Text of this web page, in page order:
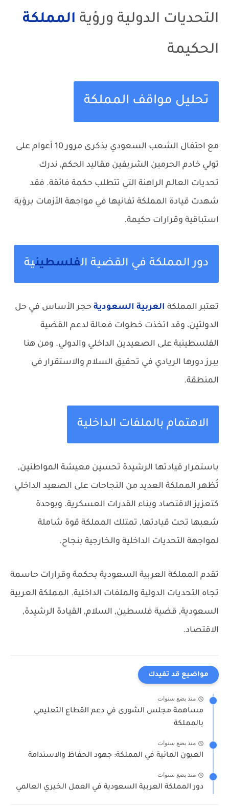
التحديات الدولية ورؤية المملكة
الحكيمة
تحليل مواقف المملكة
مع احتفال الشعب السعودي بذكرى مرور 10 أعوام على
تولي خادم الحرمين الشريفين مقاليد الحكم, ندرك
تحديات العالم الراهنة التي تتطلب حكمة فائقة. فقد
شهدت قيادة المملكة تفانيها في مواجهة الأزمات برؤية
استباقية وقرارات حكيمة.
دور المملكة في القضية الفلسطينية
تعتبر المملكة العربية السعودية حجر الأساس في حل
الدولتين، وقد اتخذت خطوات فعالة لدعم القضية
الفلسطينية على الصعيدين الداخلي والدولي. ومن هنا
يبرز دورها الريادي في تحقيق السلام والاستقرار في
المنطقة.
الاهتمام بالملفات الداخلية
باستمرار قيادتها الرشيدة تحسين معيشة المواطنين,
تُظهر المملكة العديد من النجاحات على الصعيد الداخلي
كتعزيز الاقتصاد وبناء القدرات العسكرية. وبوحدة
شعبها تحت قيادتها, تمتلك المملكة قوة شاملة
لمواجهة التحديات الداخلية والخارجية بنجاح.
تقدم المملكة العربية السعودية بحكمة وقرارات حاسمة
تجاه التحديات الدولية والملفات الداخلية. المملكة العربية
السعودية, قضية فلسطين, السلام, القيادة الرشيدة,
الاقتصاد.
مواضيع قد تفيدك
منذ بضع سنوات
مساهمة مجلس الشورى في دعم القطاع التعليمي
بالمملكة
منذ بضع سنوات
العيون المائية في المملكة: جهود الحفاظ والاستدامة
منذ بضع سنوات
دور المملكة العربية السعودية في العمل الخيري العالمي